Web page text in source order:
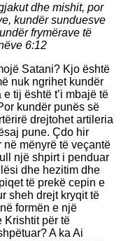
dhe mishit, por
kundër sunduesve
frymërave të
‭6:12‬
Satani? Kjo është
nuk ngrihet kundër
tij është t’i mbajë të
kundër punës së
drejtohet artileria
pune. Çdo hir
mënyrë të veçantë
një shpirt i penduar
dhe hezitim dhe
të prekë cepin e
sheh drejt kryqit të
formën e një
Krishtit për të
A ka Ai